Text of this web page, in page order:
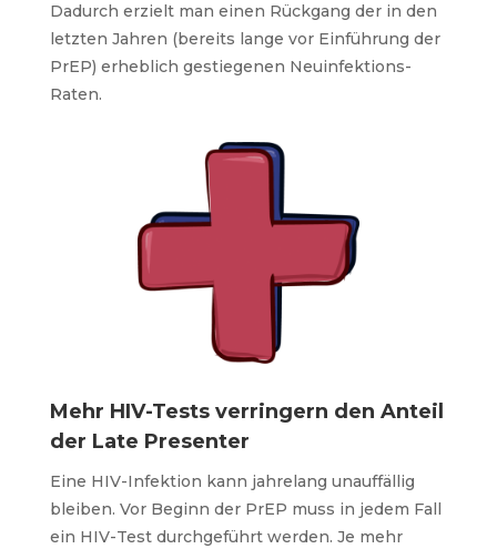
Dadurch erzielt man einen Rückgang der in den
letzten Jahren (bereits lange vor Einführung der
PrEP) erheblich gestiegenen Neuinfektions-
Raten.
Mehr HIV-Tests verringern den Anteil
der Late Presenter
Eine HIV-Infektion kann jahrelang unauffällig
bleiben. Vor Beginn der PrEP muss in jedem Fall
ein HIV-Test durchgeführt werden. Je mehr